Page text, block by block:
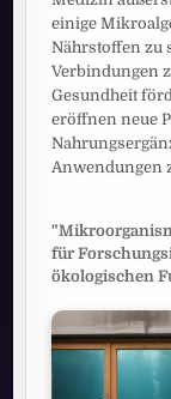
einige
Nährstoffen zu
Verbindungen
Gesundheit
eröffnen neue
Anwendungen
für
ökologischen